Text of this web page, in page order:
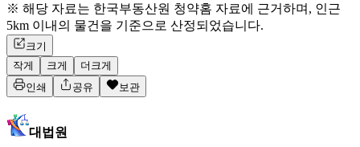
※ 해당 자료는 한국부동산원 청약홈 자료에 근거하며, 인근
5km 이내의 물건을 기준으로 산정되었습니다.
크기
작게
크게
더크게
인쇄
공유 보관
대법원